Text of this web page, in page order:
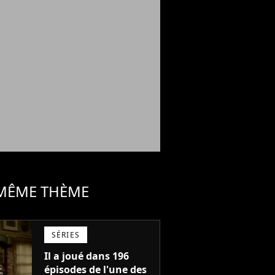
THÈME
SÉRIES
Il a joué dans 196
épisodes de l'une des